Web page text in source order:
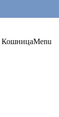
КошницаMenu